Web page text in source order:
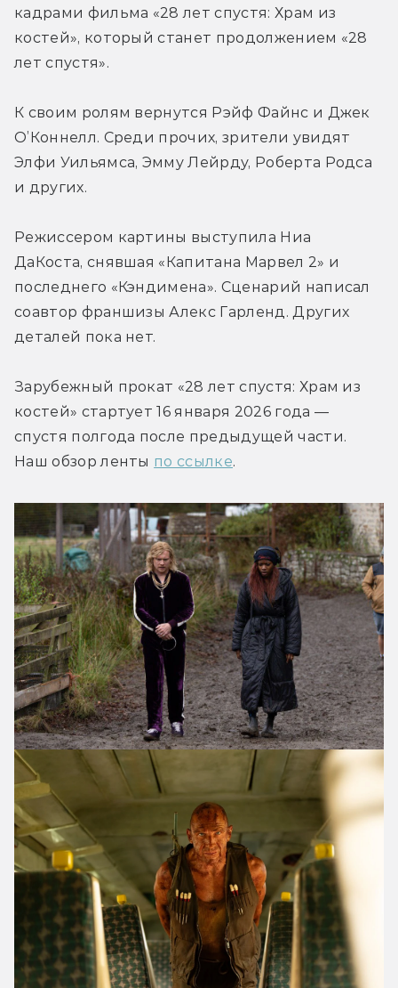
кадрами фильма «28 лет спустя: Храм из
костей», который станет продолжением «28
лет спустя».
К своим ролям вернутся Рэйф Файнс и Джек
О’Коннелл. Среди прочих, зрители увидят
Элфи Уильямса, Эмму Лейрду, Роберта Родса
и других.
Режиссером картины выступила Ниа
ДаКоста, снявшая «Капитана Марвел 2» и
последнего «Кэндимена». Сценарий написал
соавтор франшизы Алекс Гарленд. Других
Зарубежный прокат «28 лет спустя: Храм из
костей» стартует 16 января 2026 года —
спустя полгода после предыдущей части.
Наш обзор ленты по ссылке.